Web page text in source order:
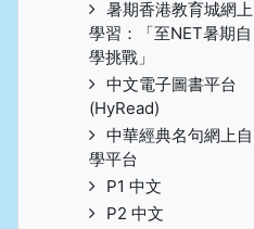
暑期香港教育城網上
學習：「至NET暑期自
學挑戰」
中文電子圖書平台
(HyRead)
中華經典名句網上自
學平台
P1 中文
P2 中文